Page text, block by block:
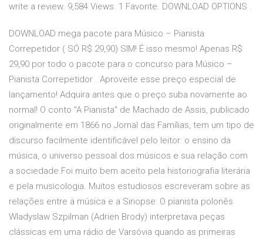
write a review. 9,584 Views. 1 Favorite. DOWNLOAD OPTIONS .
DOWNLOAD mega pacote para Músico – Pianista
Correpetidor ( SÓ R$ 29,90) SIM! É isso mesmo! Apenas R$
29,90 por todo o pacote para o concurso para Músico –
Pianista Correpetidor . Aproveite esse preço especial de
lançamento! Adquira antes que o preço suba novamente ao
normal! O conto "A Pianista" de Machado de Assis, publicado
originalmente em 1866 no Jornal das Famílias, tem um tipo de
discurso facilmente identificável pelo leitor: o ensino da
música, o universo pessoal dos músicos e sua relação com
a sociedade.Foi muito bem aceito pela historiografia literária
e pela musicologia. Muitos estudiosos escreveram sobre as
relações entre a música e a Sinopse: O pianista polonês
Wladyslaw Szpilman (Adrien Brody) interpretava peças
clássicas em uma rádio de Varsóvia quando as primeiras